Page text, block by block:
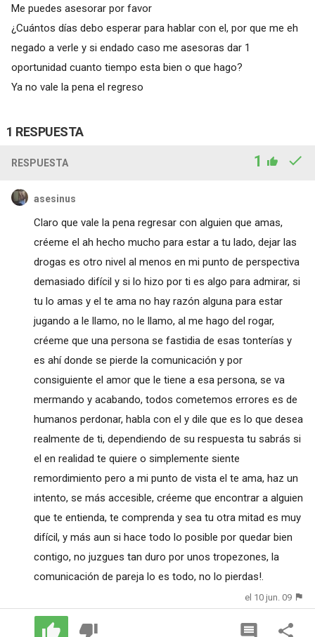
Me puedes asesorar por favor
¿Cuántos días debo esperar para hablar con el, por que me eh
negado a verle y si endado caso me asesoras dar 1
oportunidad cuanto tiempo esta bien o que hago?
Ya no vale la pena el regreso
1 RESPUESTA
RESPUESTA 1
asesinus
Claro que vale la pena regresar con alguien que amas,
créeme el ah hecho mucho para estar a tu lado, dejar las
drogas es otro nivel al menos en mi punto de perspectiva
demasiado difícil y si lo hizo por ti es algo para admirar, si
tu lo amas y el te ama no hay razón alguna para estar
jugando a le llamo, no le llamo, al me hago del rogar,
créeme que una persona se fastidia de esas tonterías y
es ahí donde se pierde la comunicación y por
consiguiente el amor que le tiene a esa persona, se va
mermando y acabando, todos cometemos errores es de
humanos perdonar, habla con el y dile que es lo que desea
realmente de ti, dependiendo de su respuesta tu sabrás si
el en realidad te quiere o simplemente siente
remordimiento pero a mi punto de vista el te ama, haz un
intento, se más accesible, créeme que encontrar a alguien
que te entienda, te comprenda y sea tu otra mitad es muy
difícil, y más aun si hace todo lo posible por quedar bien
contigo, no juzgues tan duro por unos tropezones, la
comunicación de pareja lo es todo, no lo pierdas!.
el 10 jun. 09